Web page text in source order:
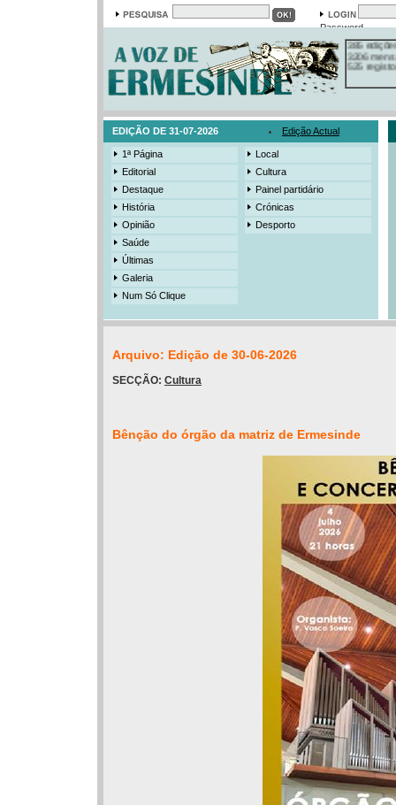
Password
Em arquivo
13558
19421
385
3206
525
EDIÇÃO DE 31-07-2026 Edição Actual
1ª Página
Editorial
Destaque
História
Opinião
Saúde
Últimas
Galeria
Num Só Clique
Local
Cultura
Painel partidário
Crónicas
Desporto
Arquivo: Edição de 30-06-2026
SECÇÃO: Cultura
Bênção do órgão da matriz de Ermesinde